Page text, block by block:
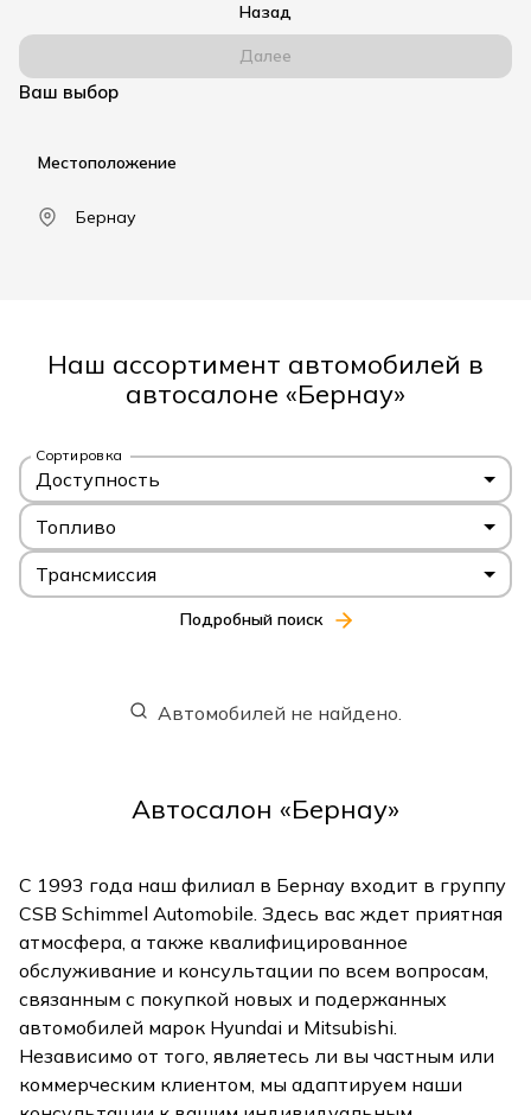
Назад
Далее
Ваш выбор
Местоположение
Бернау
Наш ассортимент автомобилей в
автосалоне «Бернау»
Сортировка
Доступность
Топливо
Трансмиссия
Подробный поиск
Автомобилей не найдено.
Автосалон «Бернау»
С 1993 года наш филиал в Бернау входит в группу
CSB Schimmel Automobile. Здесь вас ждет приятная
атмосфера, а также квалифицированное
обслуживание и консультации по всем вопросам,
связанным с покупкой новых и подержанных
автомобилей марок Hyundai и Mitsubishi.
Независимо от того, являетесь ли вы частным или
коммерческим клиентом, мы адаптируем наши